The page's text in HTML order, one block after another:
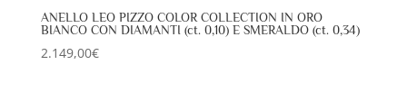
ANELLO LEO PIZZO COLOR COLLECTION IN ORO
BIANCO CON DIAMANTI (ct. 0,10) E SMERALDO (ct. 0,34)
2.149,00€